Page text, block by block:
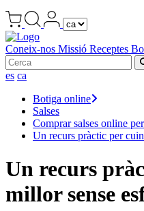
Coneix-nos Missió Receptes
es ca
Botiga online
Salses
Comprar salses online
Un recurs pràctic per
Un recurs
millor sense